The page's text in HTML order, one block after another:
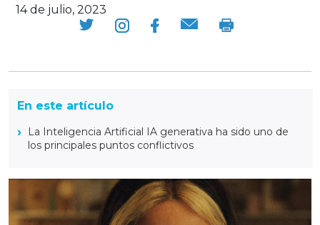
14 de julio, 2023
En este artículo
La Inteligencia Artificial IA generativa ha sido uno de
los principales puntos conflictivos